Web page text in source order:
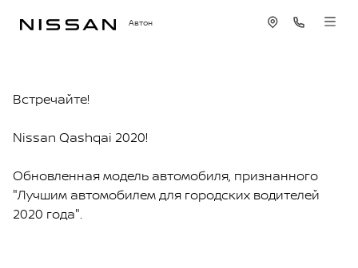
Автон
Встречайте!
Nissan Qashqai 2020!
Обновленная модель автомобиля, признанного
"Лучшим автомобилем для городских водителей
2020 года".